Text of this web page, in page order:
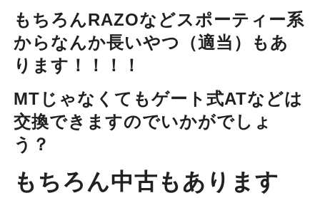
もちろんRAZOなどスポーティー系
からなんか長いやつ（適当）もあ
ります！！！！
MTじゃなくてもゲート式ATなどは
交換できますのでいかがでしょ
う？
もちろん中古もあります